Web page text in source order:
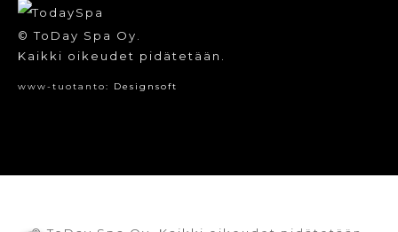
© ToDay Spa Oy.
Kaikki oikeudet pidätetään.
www-tuotanto: Designsoft